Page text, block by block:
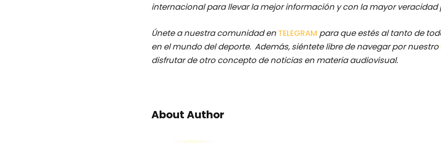
internacional para llevar la mejor información y con la mayor veracidad
Únete a nuestra comunidad en TELEGRAM para que estés al tanto de
en el mundo del deporte. Además, siéntete libre de navegar por nuestro
disfrutar de otro concepto de noticias en materia audiovisual.
About Author